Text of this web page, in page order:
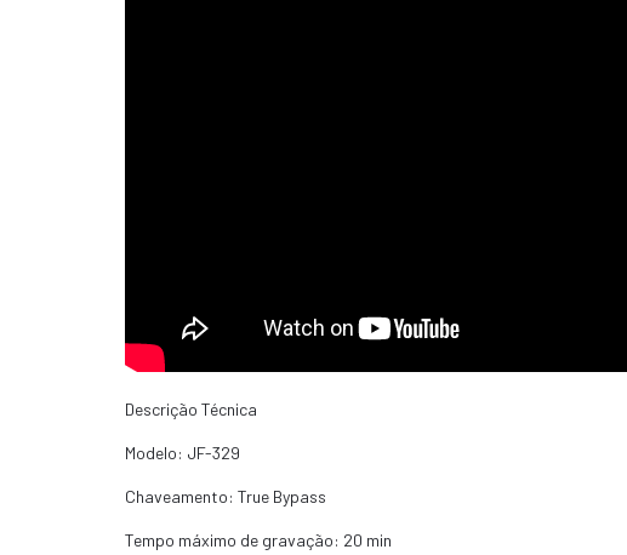
Descrição Técnica
Modelo: JF-329
Chaveamento: True Bypass
Tempo máximo de gravação: 20 min